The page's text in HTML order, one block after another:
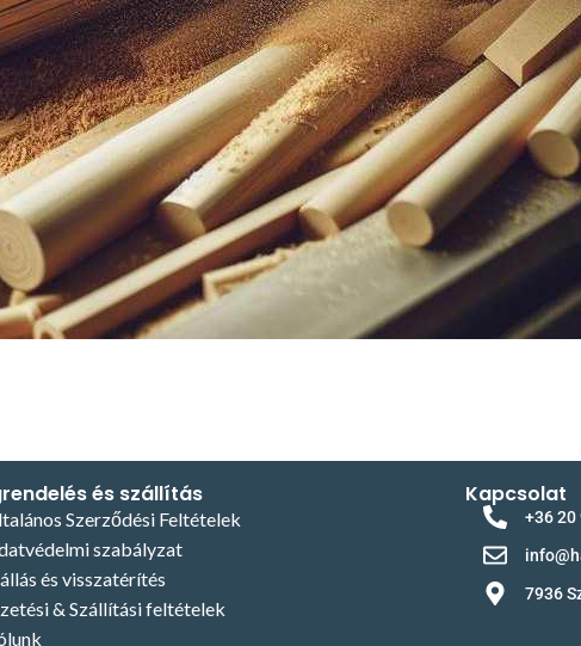
és szállítás
Szerződési Feltételek
szabályzat
és visszatérítés
& Szállítási feltételek
Kapcsolat
+36 20
7936